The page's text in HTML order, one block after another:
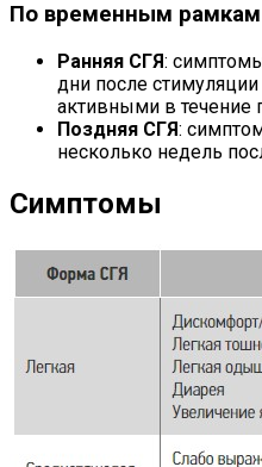
По временным рамкам
Ранняя СГЯ:
дни после
активными в течение
Поздняя СГЯ:
несколько недель
Симптомы